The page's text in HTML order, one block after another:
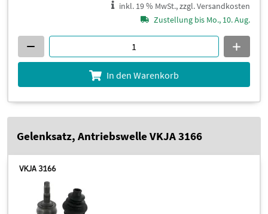
inkl. 19 % MwSt., zzgl. Versandkosten
Zustellung bis Mo., 10. Aug.
In den Warenkorb
Gelenksatz, Antriebswelle VKJA 3166